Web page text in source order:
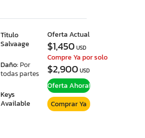
Titulo
Salvaage
Daño: Por
todas partes
Keys
Available
Oferta Actual
$1,450USD
Compre Ya por solo
$2,900USD
Oferta Ahora!
Comprar Ya